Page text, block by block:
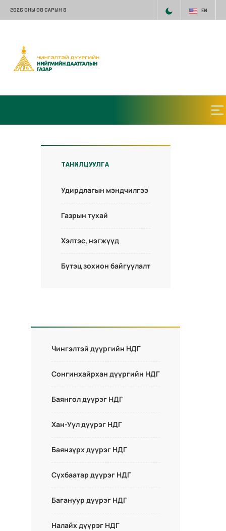
2026 ОНЫ 08 САРЫН 8 EN
ТАНИЛЦУУЛГА
Удирдлагын мэндчилгээ
Газрын тухай
Хэлтэс, нэгжүүд
Бүтэц зохион байгуулалт
Чингэлтэй дүүргийн НДГ
Сонгинхайрхан дүүргийн НДГ
Баянгол дүүрэг НДГ
Хан-Уул дүүрэг НДГ
Баянзүрх дүүрэг НДГ
Сүхбаатар дүүрэг НДГ
Багануур дүүрэг НДГ
Налайх дүүрэг НДГ